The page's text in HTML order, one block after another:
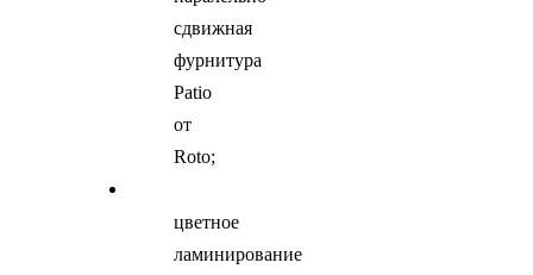
сдвижная
фурнитура
Patio
от
Roto;
цветное
ламинирование